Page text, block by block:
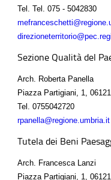
Tel. Tel. 075 - 5042830
Sezione Qualità del
Arch. Roberta Panella
Piazza Partigiani, 1,
Tel. 0755042720
rpanella@regione.umbria.it
Tutela dei Beni
Arch. Francesca Lanzi
Piazza Partigiani, 1,